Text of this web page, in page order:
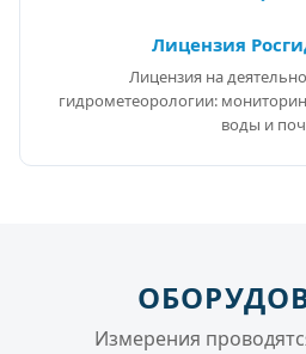
Лицензия
Лицензия на
гидрометеорологии:
воды и
Измерения